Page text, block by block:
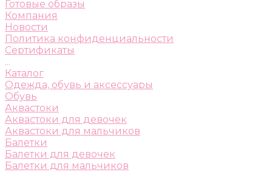
Готовые образы
Компания
Новости
Политика конфиденциальности
Сертификаты
...
Каталог
Одежда, обувь и аксессуары
Обувь
Аквастоки
Аквастоки для девочек
Аквастоки для мальчиков
Балетки
Балетки для девочек
Балетки для мальчиков